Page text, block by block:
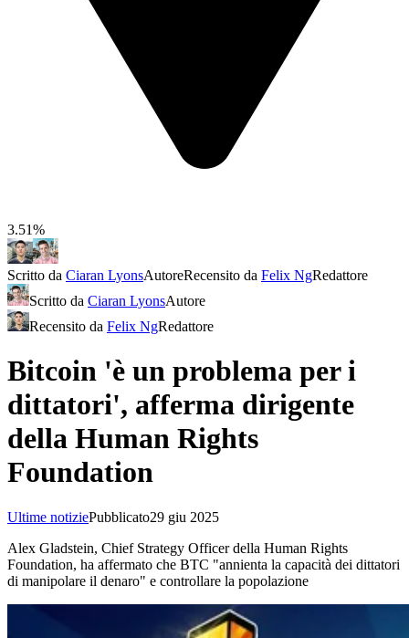
3.51%
Scritto da Ciaran LyonsAutoreRecensito da Felix NgRedattore
Scritto da Ciaran LyonsAutore
Recensito da Felix NgRedattore
Bitcoin 'è un problema per i
dittatori', afferma dirigente
della Human Rights
Foundation
Ultime notiziePubblicato29 giu 2025
Alex Gladstein, Chief Strategy Officer della Human Rights
Foundation, ha affermato che BTC "annienta la capacità dei dittatori
di manipolare il denaro" e controllare la popolazione